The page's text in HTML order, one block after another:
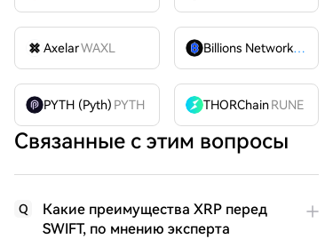
AxelarWAXL Billions Network
BILL
PYTH (Pyth) PYTH THORChain RUNE
Связанные с этим вопросы
Q
Какие преимущества XRP перед
SWIFT, по мнению эксперта